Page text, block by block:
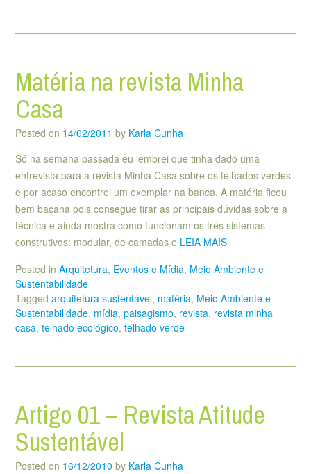
Matéria na revista Minha
Casa
Posted on 14/02/2011 by Karla Cunha
Só na semana passada eu lembrei que tinha dado uma
entrevista para a revista Minha Casa sobre os telhados verdes
e por acaso encontrei um exemplar na banca. A matéria ficou
bem bacana pois consegue tirar as principais dúvidas sobre a
técnica e ainda mostra como funcionam os três sistemas
construtivos: modular, de camadas e LEIA MAIS
Posted in Arquitetura, Eventos e Mídia, Meio Ambiente e
Sustentabilidade
Tagged arquitetura sustentável, matéria, Meio Ambiente e
Sustentabilidade, mídia, paisagismo, revista, revista minha
casa, telhado ecológico, telhado verde
Artigo 01 – Revista Atitude
Sustentável
Posted on 16/12/2010 by Karla Cunha